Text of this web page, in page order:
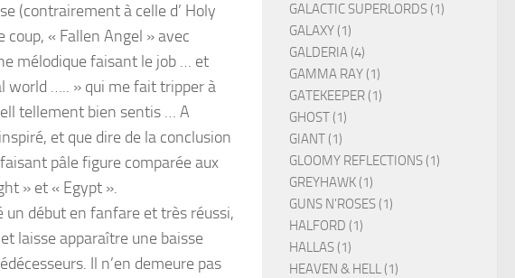
(contrairement à celle d’ Holy
« Fallen Angel » avec
mélodique faisant le job … et
world ….. » qui me fait tripper à
tellement bien sentis … A
et que dire de la conclusion
pâle figure comparée aux
» et « Egypt ».
un début en fanfare et très réussi,
laisse apparaître une baisse
Il n’en demeure pas
GALACTIC SUPERLORDS (1)
GALAXY (1)
GALDERIA (4)
GAMMA RAY (1)
GATEKEEPER (1)
GHOST (1)
GIANT (1)
GLOOMY REFLECTIONS (1)
GREYHAWK (1)
GUNS N'ROSES (1)
HALFORD (1)
HALLAS (1)
HEAVEN & HELL (1)